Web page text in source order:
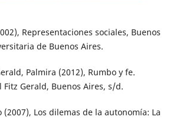
Representaciones sociales, Buenos
de Buenos Aires.
Palmira (2012), Rumbo y fe.
Gerald, Buenos Aires, s/d.
Los dilemas de la autonomía: La